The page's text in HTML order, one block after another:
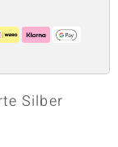
Silber